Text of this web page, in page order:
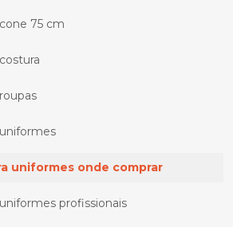
75 cm
uniformes onde comprar
profissionais